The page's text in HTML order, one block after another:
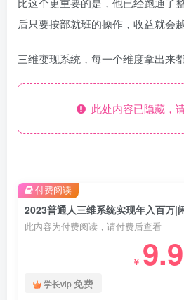
后只要按部就班的操作，收益就会
三维变现系统，每一个维度拿出来
此处内容已隐藏，
此内容为付费阅读，请付费后查看
￥ 9.9
学长vip免费
付费阅读